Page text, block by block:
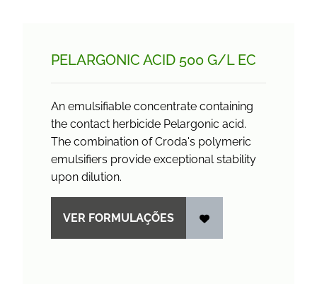
PELARGONIC ACID 500 G/L EC
An emulsifiable concentrate containing
the contact herbicide Pelargonic acid.
The combination of Croda's polymeric
emulsifiers provide exceptional stability
upon dilution.
VER FORMULAÇÕES